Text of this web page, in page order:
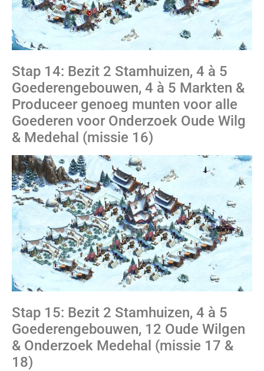
Stap 14: Bezit 2 Stamhuizen, 4 à 5
Goederengebouwen, 4 à 5 Markten &
Produceer genoeg munten voor alle
Goederen voor Onderzoek Oude Wilg
& Medehal (missie 16)
Stap 15: Bezit 2 Stamhuizen, 4 à 5
Goederengebouwen, 12 Oude Wilgen
& Onderzoek Medehal (missie 17 &
18)